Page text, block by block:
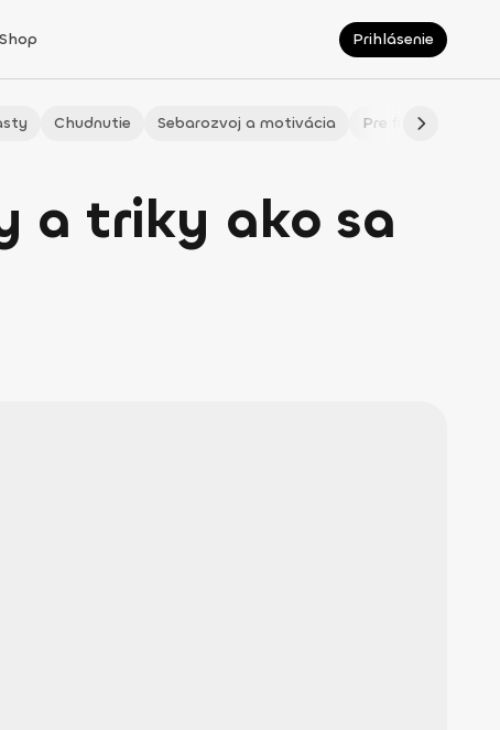
Prihlásenie
Chudnutie Sebarozvoj a motivácia Pre fitmaminky
a triky ako sa